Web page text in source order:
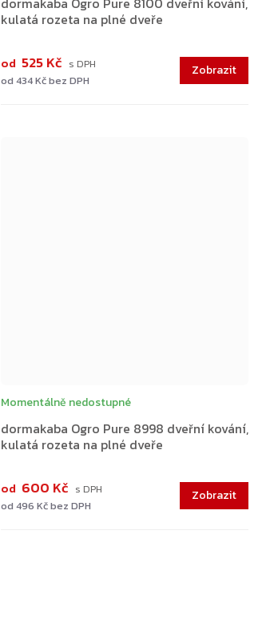
kulatá rozeta na plné dveře
od 434 Kč bez DPH
od 525 Kč
dormakaba Ogro Pure 8998 dveřní kování,
kulatá rozeta na plné dveře
Momentálně nedostupné
od 496 Kč bez DPH
od 600 Kč